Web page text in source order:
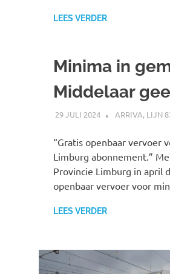
LEES VERDER
Minima in
Middelaar
29 JULI 2024 SPOORZOEKER
ARRIVA, LIJN
“Gratis openbaar vervoer
Limburg abonnement.”
Provincie Limburg in april
openbaar vervoer voor
LEES VERDER